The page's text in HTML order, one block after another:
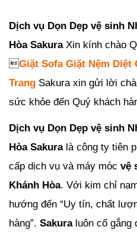
Dịch vụ Dọn Dẹp vệ sinh
Hòa Sakura Xin kính chào
Giặt Sofa Giặt Nệm Diệt
Trang Sakura xin gửi lời
sức khỏe đến Quý khách
Dịch vụ Dọn Dẹp vệ sinh
Hòa Sakura là công ty tiên
cấp dịch vụ và máy móc vệ
Khánh Hòa. Với kim chỉ
hướng đến “Uy tín, chất
hàng”. Sakuraluôn cố gắng